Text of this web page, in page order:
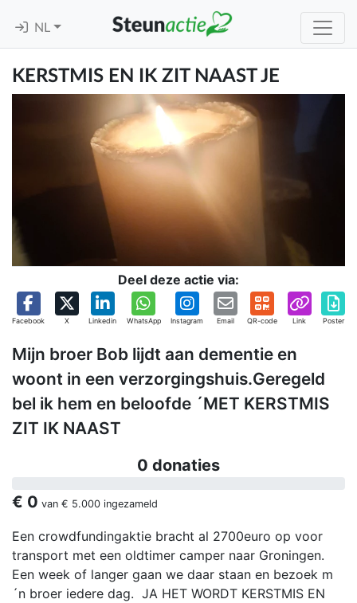
NL
KERSTMIS EN IK ZIT NAAST JE
Deel deze actie via:
Facebook X Linkedin WhatsApp Instagram Email QR-code Link Poster
Mijn broer Bob lijdt aan dementie en
woont in een verzorgingshuis.Geregeld
bel ik hem en beloofde ´MET KERSTMIS
ZIT IK NAAST
0 donaties
€ 0 van € 5.000 ingezameld
Een crowdfundingaktie bracht al 2700euro op voor
transport met een oldtimer camper naar Groningen.
Een week of langer gaan we daar staan en bezoek m
´n broer iedere dag. JA HET WORDT KERSTMIS EN